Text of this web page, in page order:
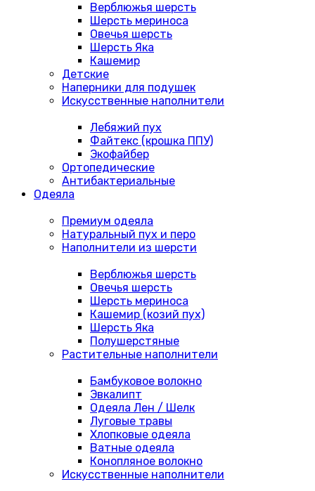
Верблюжья шерсть
Шерсть мериноса
Овечья шерсть
Шерсть Яка
Кашемир
Детские
Наперники для подушек
Искусственные наполнители
Лебяжий пух
Файтекс (крошка ППУ)
Экофайбер
Ортопедические
Антибактериальные
Одеяла
Премиум одеяла
Натуральный пух и перо
Наполнители из шерсти
Верблюжья шерсть
Овечья шерсть
Шерсть мериноса
Кашемир (козий пух)
Шерсть Яка
Полушерстяные
Растительные наполнители
Бамбуковое волокно
Эвкалипт
Одеяла Лен / Шелк
Луговые травы
Хлопковые одеяла
Ватные одеяла
Конопляное волокно
Искусственные наполнители